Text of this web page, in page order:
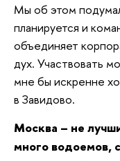
Мы об этом
планируется и
объединяет
дух. Участвовать
мне бы искренне
в Завидово.
Москва – не
много водоемов,